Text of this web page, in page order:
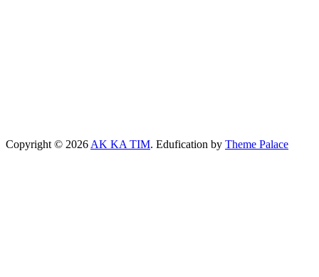
Copyright © 2026 AK KA TIM. Edufication by Theme Palace